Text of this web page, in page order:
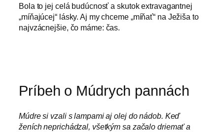
Bola to jej celá budúcnosť a skutok extravagantnej
„míňajúcej“ lásky. Aj my chceme „míňať“ na Ježiša to
najvzácnejšie, čo máme: čas.
Príbeh o Múdrych pannách
Múdre si vzali s lampami aj olej do nádob. Keď
ženích neprichádzal, všetkým sa začalo driemať a